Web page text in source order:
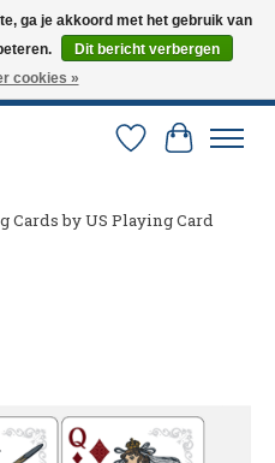
verzending via PostNL en DHL.
om een afspraak te maken. 0251-
Verlanglijst
by US Playing Card
ga je akkoord met het gebruik van
Dit bericht verbergen
cookies »